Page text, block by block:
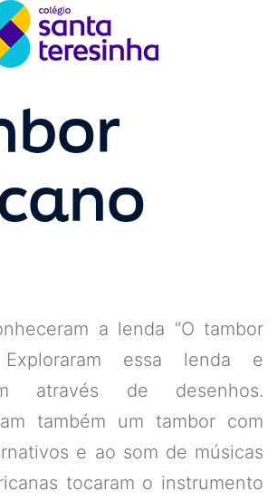
a lenda “O tambor
essa lenda e
através de desenhos.
também um tambor com
e ao som de músicas
tocaram o instrumento